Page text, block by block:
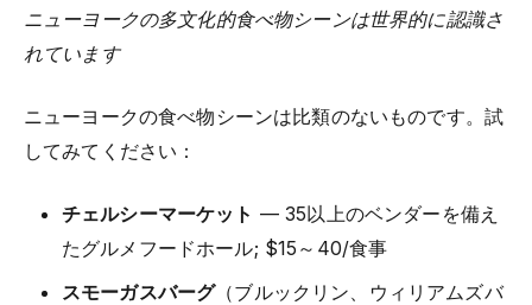
ニューヨークの多文化的食べ物シーンは世界的に認識さ
れています
ニューヨークの食べ物シーンは比類のないものです。試
してみてください：
チェルシーマーケット — 35以上のベンダーを備え
たグルメフードホール; $15～40/食事
スモーガスバーグ（ブルックリン、ウィリアムズバ